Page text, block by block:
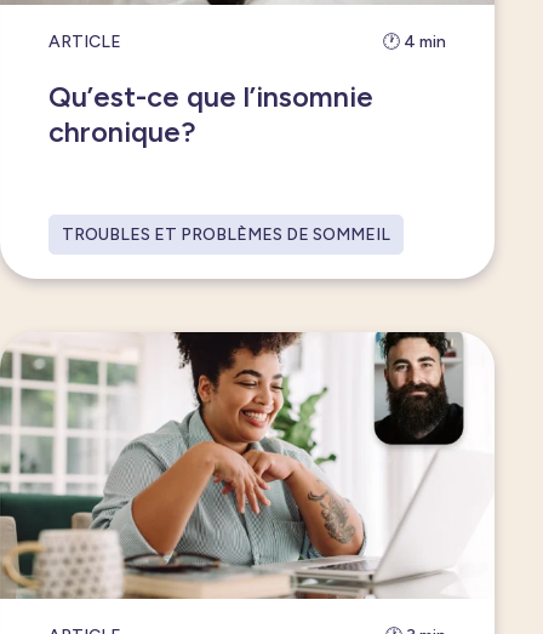
ARTICLE 🕐 4 min
Qu’est-ce que l’insomnie
chronique?
TROUBLES ET PROBLÈMES DE SOMMEIL